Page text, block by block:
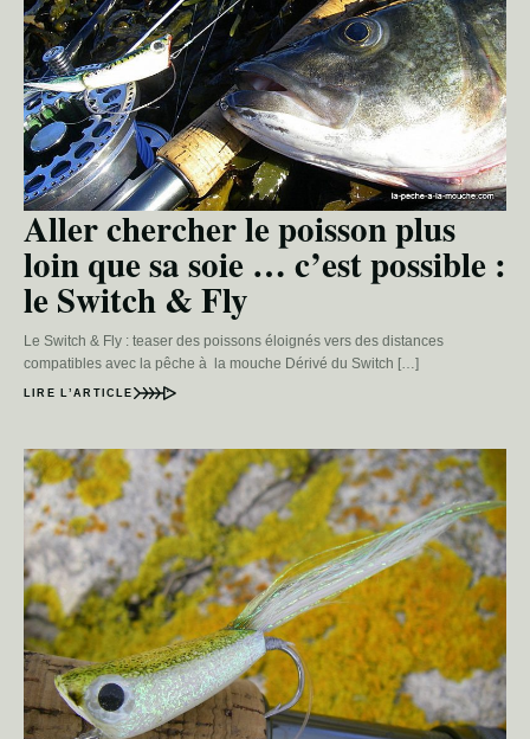
Aller chercher le poisson plus
loin que sa soie … c’est possible :
le Switch & Fly
Le Switch & Fly : teaser des poissons éloignés vers des distances
compatibles avec la pêche à la mouche Dérivé du Switch […]
LIRE L’ARTICLE